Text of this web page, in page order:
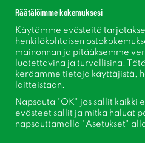
Uutiset
Uutiskirje
Tietoja evästeistä
Inspiraatiota
Räätälöimme kokemuksesi
Käytämme evästeitä
henkilökohtaisen
mainonnan ja pitääksemme
luotettavina ja turvallisina.
keräämme tietoja käyttäjistä,
laitteistaan.
Napsauta "OK" jos sallit kaikki
evästeet sallit ja mitkä haluat
napsauttamalla "Asetukset"